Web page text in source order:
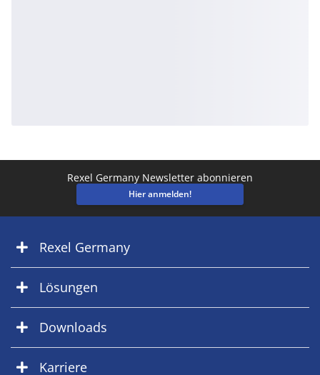
Rexel Germany Newsletter abonnieren
Hier anmelden!
Rexel Germany
Lösungen
Downloads
Karriere